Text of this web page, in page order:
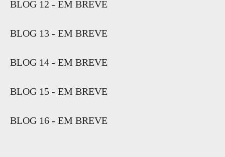
BLOG 12 - EM BREVE
BLOG 13 - EM BREVE
BLOG 14 - EM BREVE
BLOG 15 - EM BREVE
BLOG 16 - EM BREVE